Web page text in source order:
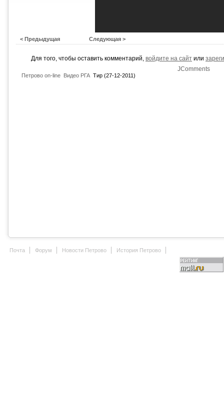
< Предыдущая Следующая >
Для того, чтобы оставить комментарий, войдите на сайт или
JComments
Петрово on-line Видео РГА Тир (27-12-2011)
Почта Форум Новости Петрово История Петрово